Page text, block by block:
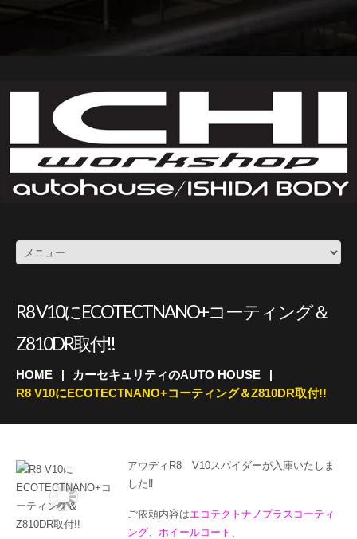
R8 V10にECOTECTNANO+コーティング＆
Z810DR取付!!
HOME
カーセキュリティのAUTO HOUSE
R8 V10にECOTECTNANO+コーティング＆Z810DR取付!!
アウディR8 V10スパイダーが入庫いたしま
した‼
ご依頼内容はエコテクトナノプラスコーティ
ング
ホイールコート